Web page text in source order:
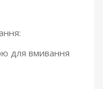
для вмивання